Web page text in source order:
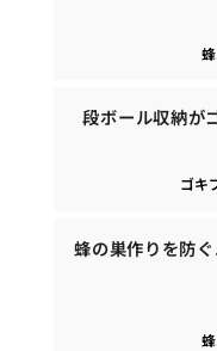
蜂
段ボール収納が
ゴキ
蜂の巣作りを防
蜂